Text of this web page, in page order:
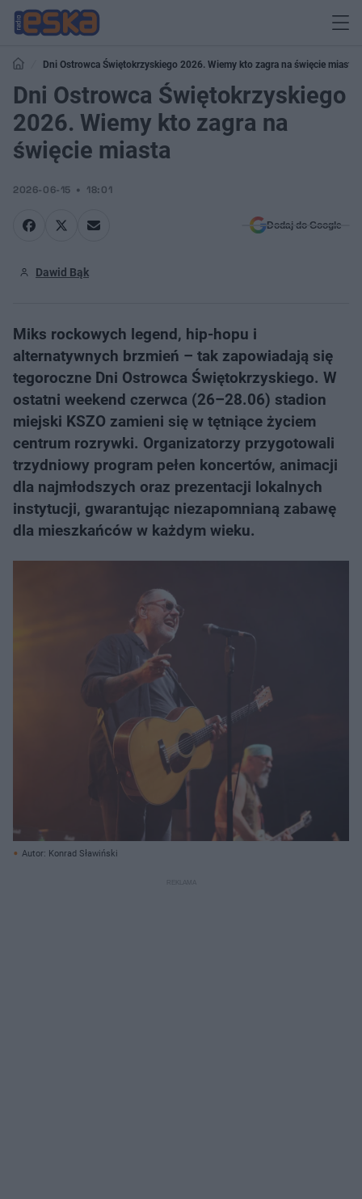
Dni Ostrowca Świętokrzyskiego 2026. Wiemy kto zagra na święcie miasta
Dni Ostrowca Świętokrzyskiego
2026. Wiemy kto zagra na
święcie miasta
2026-06-15 18:01
Dodaj do Google
Dawid Bąk
Miks rockowych legend, hip-hopu i
alternatywnych brzmień – tak zapowiadają się
tegoroczne Dni Ostrowca Świętokrzyskiego. W
ostatni weekend czerwca (26–28.06) stadion
miejski KSZO zamieni się w tętniące życiem
centrum rozrywki. Organizatorzy przygotowali
trzydniowy program pełen koncertów, animacji
dla najmłodszych oraz prezentacji lokalnych
instytucji, gwarantując niezapomnianą zabawę
dla mieszkańców w każdym wieku.
Autor: Konrad Sławiński